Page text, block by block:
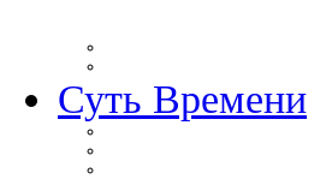
Суть Времени